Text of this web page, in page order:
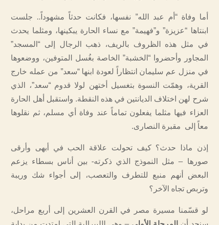
أما وفاة “أم عبد الله” نفسها، فكانت حدثاً مشهوداً.. جلست
ابنتاها “عزيزة” و”فهيمة” مع نساء الحارة يبكينها، ومثلما يحدث
في مثل هذه الظروف بالريف، ذهب الرجال إلى “المسجد”
المجاور وأحضروا “الخشبة” الخاصة بغُسل المتوفين، ووضعوها
في منزل عم سليمان انتظاراً لعودة ابنها “سعد” من عمله خارج
القرية، وهمّت النسوة بتغسيل أختهن لولا قدوم “سعد”، الذي
شرح لهن اختلاف الديانتين في هذه النقطة. واستقبل أهل الحارة
العزاء فيها مثلما يفعلون تماماً عند وفاة أي مسلم، ثم نقلوها
معاً إلى مقبرة النصارى.
إذن ماذا حدث؟ كيف تحولت علاقة الحب في أبهى وأرقى
صورها – مثل النموذج الذي ذكرته- بين أناس بسطاء يزعم
البعض أنهم منبع للتطرف والتعصب، إلى أجواء شك وريبة
وتربص تجاه الآخر؟
لو قسّمنا مسيرة مصر في القرن العشرين إلى أربع مراحل،